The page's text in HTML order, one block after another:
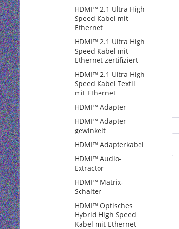
HDMI™ 2.1 Ultra High
Speed Kabel mit
Ethernet
HDMI™ 2.1 Ultra High
Speed Kabel mit
Ethernet zertifiziert
HDMI™ 2.1 Ultra High
Speed Kabel Textil
mit Ethernet
HDMI™ Adapter
HDMI™ Adapter
gewinkelt
HDMI™ Adapterkabel
HDMI™ Audio-
Extractor
HDMI™ Matrix-
Schalter
HDMI™ Optisches
Hybrid High Speed
Kabel mit Ethernet